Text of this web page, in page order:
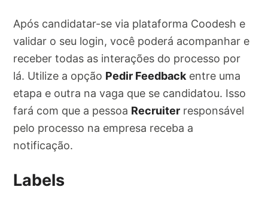
Após candidatar-se via plataforma Coodesh e
validar o seu login, você poderá acompanhar e
receber todas as interações do processo por
lá. Utilize a opção Pedir Feedback entre uma
etapa e outra na vaga que se candidatou. Isso
fará com que a pessoa Recruiter responsável
pelo processo na empresa receba a
notificação.
Labels